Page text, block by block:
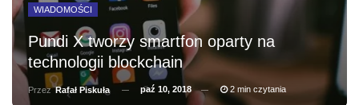
WIADOMOŚCI
Pundi X tworzy smartfon oparty na
technologii blockchain
PrzezRafał Piskuła paź 10, 2018 2 min czytania